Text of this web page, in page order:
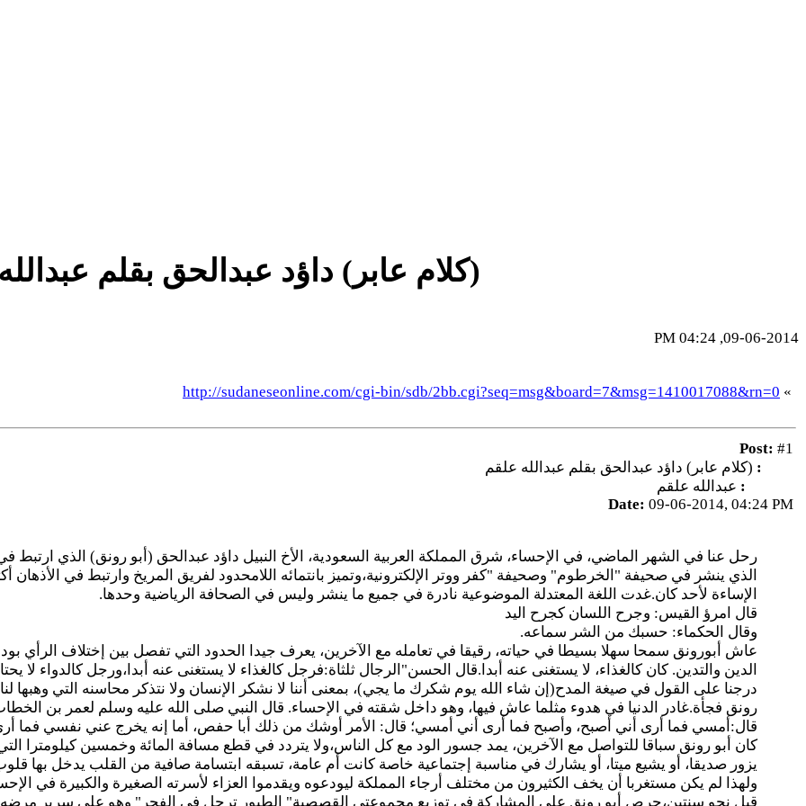
(كلام عابر) داؤد عبدالحق بقلم
09-06-2014, 04:24 PM
»
http://sudaneseonline.com/cgi-bin/sdb/2bb.cgi?seq=msg&board=7&msg=1410017088&rn=0
Post: #1
(كلام عابر) داؤد عبدالحق بقلم عبدالله علقم
عبدالله علقم
Date: 09-06-2014, 04:24 PM
رحل عنا في الشهر الماضي، في الإحساء، شرق المملكة العربية السعودية، الأخ النبيل داؤد عبدالحق (أبو رونق) الذي ارتبط
الذي ينشر في صحيفة "الخرطوم" وصحيفة "كفر ووتر الإلكترونية،وتميز بانتمائه اللامحدود لفريق المريخ وارتبط في الأذهان
الإساءة لأحد كان.غدت اللغة المعتدلة الموضوعية نادرة في جميع ما ينشر وليس في الصحافة الرياضية وحدها.
قال امرؤ القيس: وجرح اللسان كجرح اليد
وقال الحكماء: حسبك من الشر سماعه.
عاش أبورونق سمحا سهلا بسيطا في حياته، رقيقا في تعامله مع الآخرين، يعرف جيدا الحدود التي تفصل بين إختلاف
الدين والتدين. كان كالغذاء، لا يستغنى عنه أبدا.قال الحسن"الرجال ثلثاة:فرجل كالغذاء لا يستغنى عنه أبدا،ورجل كالدواء لا
درجنا على القول في صيغة المدح(إن شاء الله يوم شكرك ما يجي)، بمعنى أننا لا نشكر الإنسان ولا نتذكر محاسنه التي وهبها
رونق فجأة.غادر الدنيا في هدوء مثلما عاش فيها، وهو داخل شقته في الإحساء. قال النبي صلى الله عليه وسلم لعمر بن
قال:أمسي فما أرى أني أصبح، وأصبح فما أرى أني أمسي؛ قال: الأمر أوشك من ذلك أبا حفص، أما إنه يخرج عني نفسي فما
كان أبو رونق سباقا للتواصل مع الآخرين، يمد جسور الود مع كل الناس،ولا يتردد في قطع مسافة المائة وخمسين كيلومترا
يزور صديقا، أو يشيع ميتا، أو يشارك في مناسبة إجتماعية خاصة كانت أم عامة، تسبقه ابتسامة صافية من القلب يدخل بها
ولهذا لم يكن مستغربا أن يخف الكثيرون من مختلف أرجاء المملكة ليودعوه ويقدموا العزاء لأسرته الصغيرة والكبيرة
قبل نحو سنتين،حرص أبو رونق على المشاركة في توزيع مجموعتي القصصية" الطيور ترحل في الفجر" وهو على سرير مرضه